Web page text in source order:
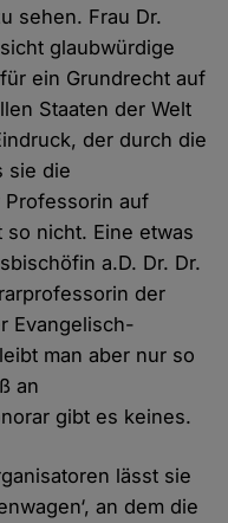
sehen. Frau Dr.
glaubwürdige
ein Grundrecht auf
Staaten der Welt
der durch die
sie die
auf
nicht. Eine etwas
a.D. Dr. Dr.
der
Evangelisch-
man aber nur so
an
gibt es keines.
lässt sie
an dem die